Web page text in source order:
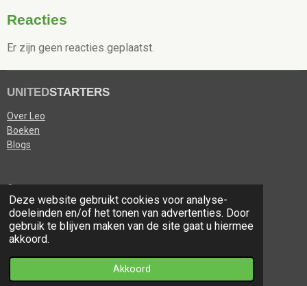
Deze website gebruikt cookies voor analyse-
doeleinden en/of het tonen van advertenties. Door
gebruik te blijven maken van de site gaat u hiermee
akkoord.
Akkoord
Reacties
Er zijn geen reacties geplaatst.
UNITEDSTARTERS
Over Leo
Boeken
Blogs
Contact
de Lombardije 50
6041DA Roermond
KvK 91680611
© 2025 UNITEDSTARTERS